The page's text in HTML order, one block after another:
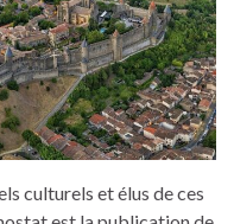
culturels et élus de ces